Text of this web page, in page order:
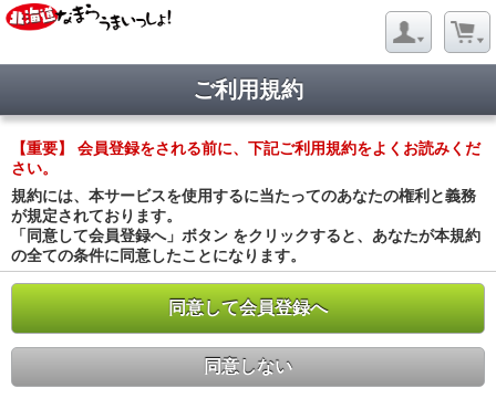
ご利用規約
【重要】 会員登録をされる前に、下記ご利用規約をよくお読みくだ
さい。
規約には、本サービスを使用するに当たってのあなたの権利と義務
が規定されております。
「同意して会員登録へ」ボタン をクリックすると、あなたが本規約
の全ての条件に同意したことになります。
同意して会員登録へ
同意しない